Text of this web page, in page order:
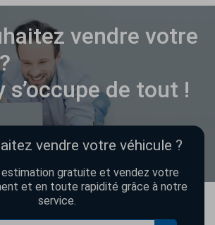
vendre votre
s’occupe de tout !
vendre votre véhicule ?
estimation gratuite et vendez votre
et en toute rapidité grâce à notre
service.